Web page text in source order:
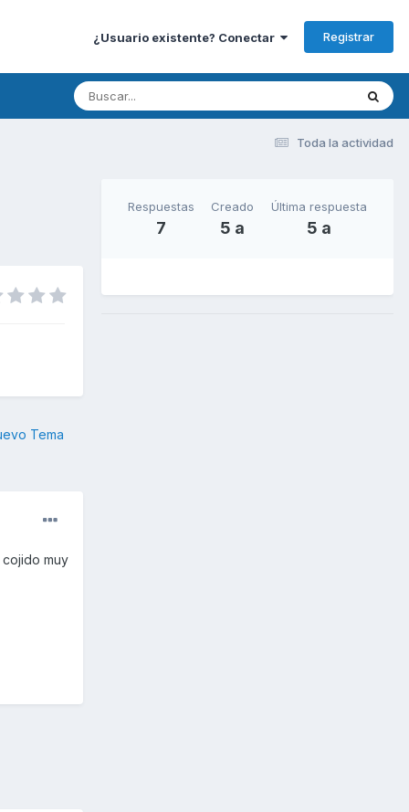
¿Usuario existente? Conectar Registrar
Toda la actividad
Tema
muy
Respuestas
7
Creado
5 a
Última respuesta
5 a